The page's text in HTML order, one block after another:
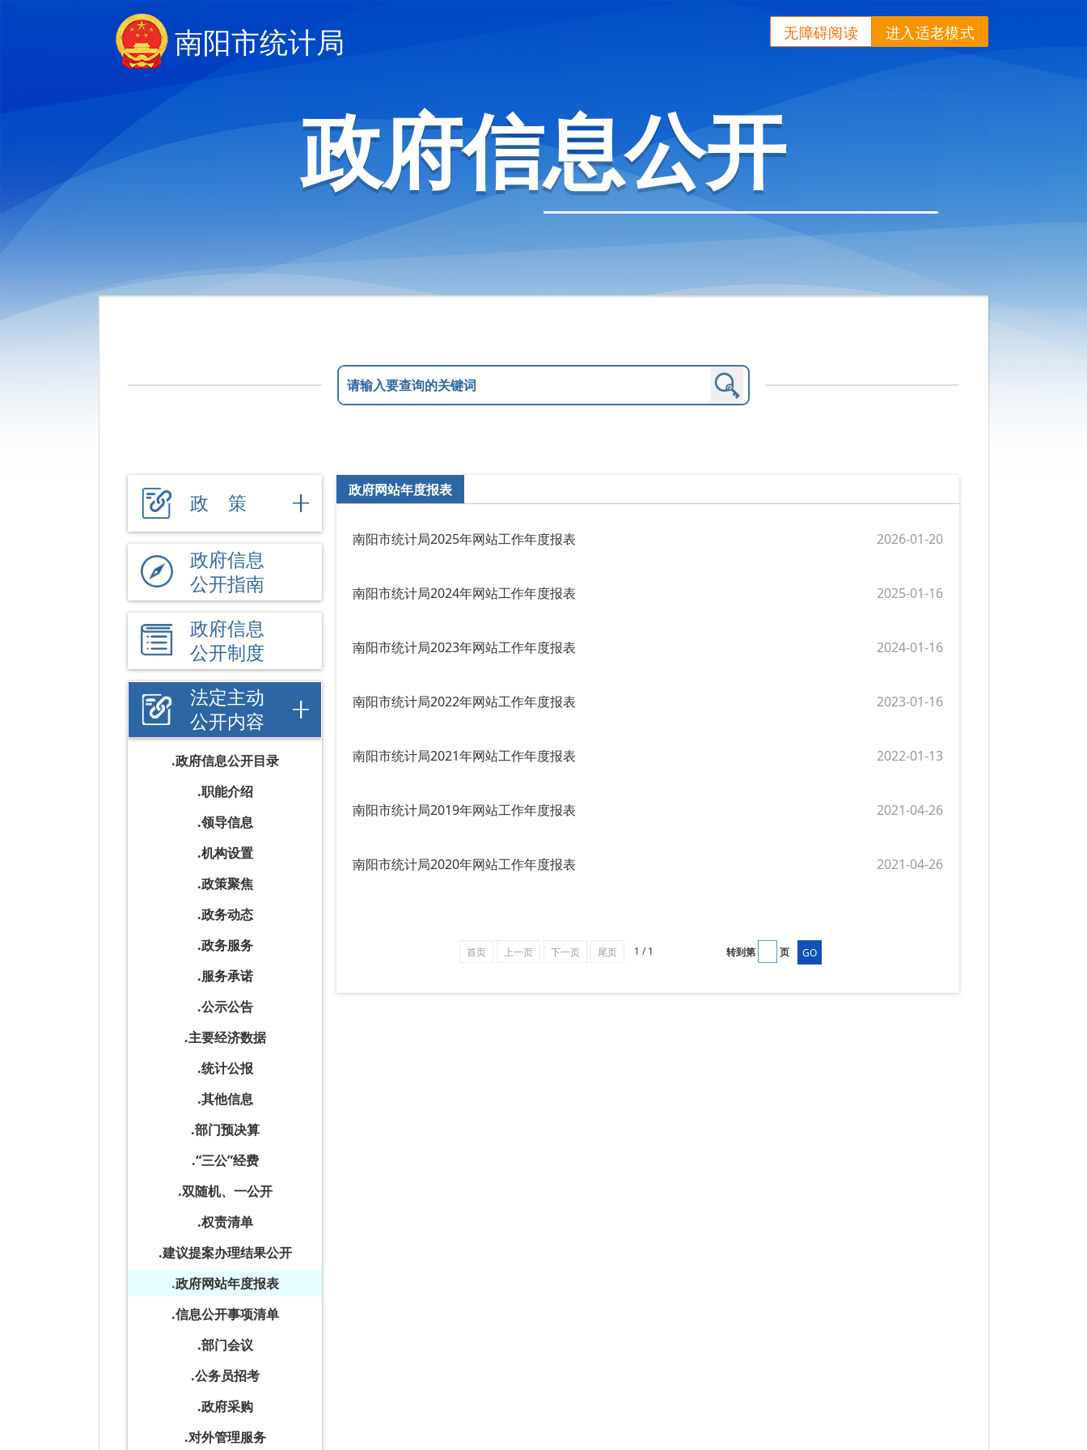
南阳市统计局 进入适老模式
无障碍阅读
政府信息公开
政 策
政府信息
公开指南
政府信息
公开制度
法定主动
公开内容
政府信息公开目录
职能介绍
领导信息
机构设置
政策聚焦
政务动态
政务服务
服务承诺
公示公告
主要经济数据
统计公报
其他信息
部门预决算
“三公”经费
双随机、一公开
权责清单
建议提案办理结果公开
政府网站年度报表
信息公开事项清单
部门会议
公务员招考
政府采购
对外管理服务
政府网站年度报表
南阳市统计局2025年网站工作年度报表 2026-01-20
南阳市统计局2024年网站工作年度报表 2025-01-16
南阳市统计局2023年网站工作年度报表 2024-01-16
南阳市统计局2022年网站工作年度报表 2023-01-16
南阳市统计局2021年网站工作年度报表 2022-01-13
南阳市统计局2019年网站工作年度报表 2021-04-26
南阳市统计局2020年网站工作年度报表 2021-04-26
首页 上一页 下一页 尾页 1 / 1 转到第 页